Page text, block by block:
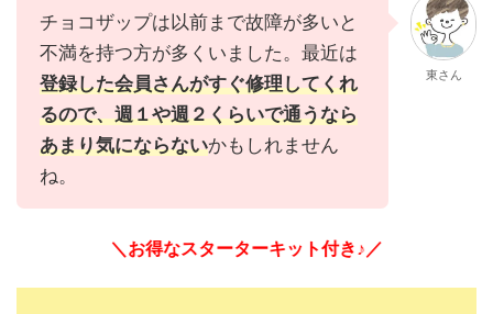
チョコザップは以前まで故障が多いと
不満を持つ方が多くいました。最近は
登録した会員さんがすぐ修理してくれ
るので、週１や週２くらいで通うなら
あまり気にならないかもしれません
ね。
東さん
＼お得なスターターキット付き♪／